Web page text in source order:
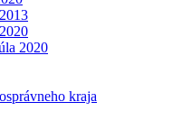
2020
kraja